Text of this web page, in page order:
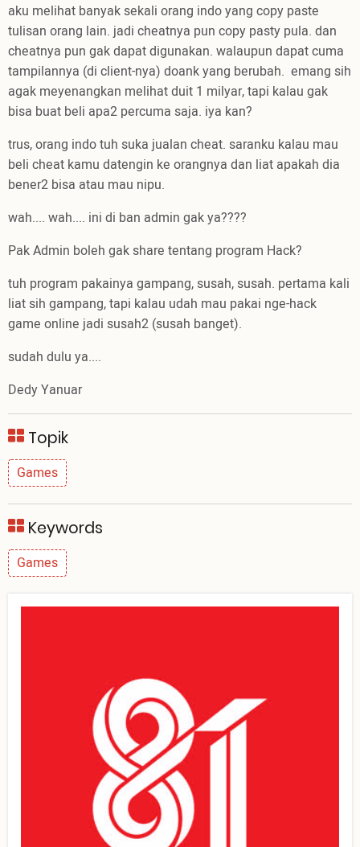
aku melihat banyak sekali orang indo yang copy paste
tulisan orang lain. jadi cheatnya pun copy pasty pula. dan
cheatnya pun gak dapat digunakan. walaupun dapat cuma
tampilannya (di client-nya) doank yang berubah. emang sih
agak meyenangkan melihat duit 1 milyar, tapi kalau gak
bisa buat beli apa2 percuma saja. iya kan?
trus, orang indo tuh suka jualan cheat. saranku kalau mau
beli cheat kamu datengin ke orangnya dan liat apakah dia
bener2 bisa atau mau nipu.
wah.... wah.... ini di ban admin gak ya????
Pak Admin boleh gak share tentang program Hack?
tuh program pakainya gampang, susah, susah. pertama kali
liat sih gampang, tapi kalau udah mau pakai nge-hack
game online jadi susah2 (susah banget).
sudah dulu ya....
Dedy Yanuar
Topik
Games
Keywords
Games